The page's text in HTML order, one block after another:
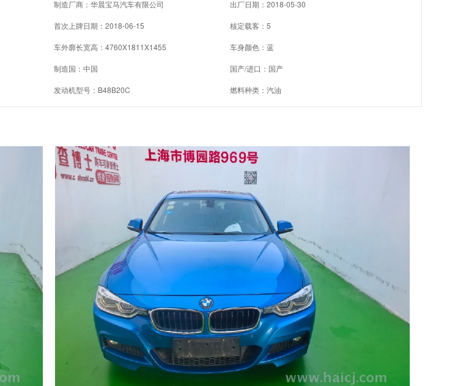
制造厂商：华晨宝马汽车有限公司 出厂日期：2018-05-30
首次上牌日期：2018-06-15 核定载客：5
车外廓长宽高：4760X1811X1455 车身颜色：蓝
制造国：中国 国产/进口：国产
发动机型号：B48B20C 燃料种类：汽油